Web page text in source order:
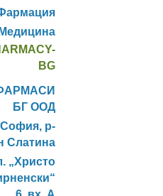
Медицина
BG
БГ ООД
София, р-
Слатина
„Христо